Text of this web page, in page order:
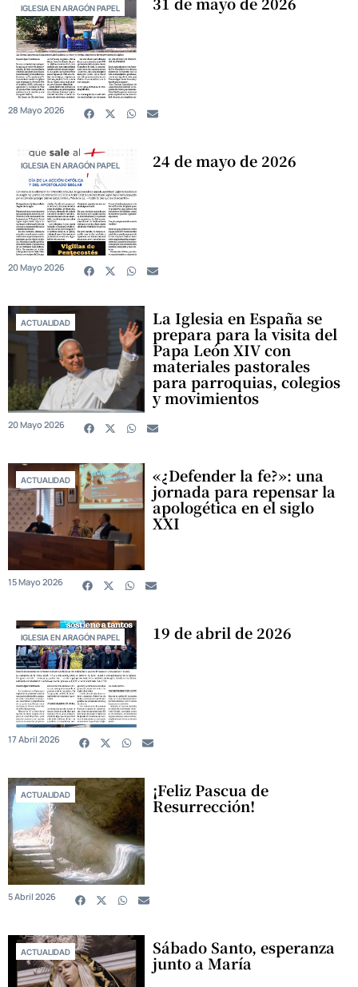
IGLESIA EN ARAGÓN PAPEL
28 Mayo 2026
IGLESIA EN ARAGÓN PAPEL 24 de mayo de 2026
20 Mayo 2026
ACTUALIDAD La Iglesia en España se
prepara para la visita del
Papa León XIV con
materiales pastorales
para parroquias, colegios
y movimientos
20 Mayo 2026
ACTUALIDAD «¿Defender la fe?»: una
jornada para repensar la
apologética en el siglo
XXI
15 Mayo 2026
IGLESIA EN ARAGÓN PAPEL 19 de abril de 2026
17 Abril 2026
ACTUALIDAD ¡Feliz Pascua de
Resurrección!
5 Abril 2026
ACTUALIDAD Sábado Santo, esperanza
junto a María